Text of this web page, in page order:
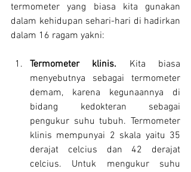
termometer yang biasa kita gunakan
dalam kehidupan sehari-hari di hadirkan
dalam 16 ragam yakni:
Termometer klinis. Kita biasa
menyebutnya sebagai termometer
demam, karena kegunaannya di
bidang kedokteran sebagai
pengukur suhu tubuh. Termometer
klinis mempunyai 2 skala yaitu 35
derajat celcius dan 42 derajat
celcius. Untuk mengukur suhu